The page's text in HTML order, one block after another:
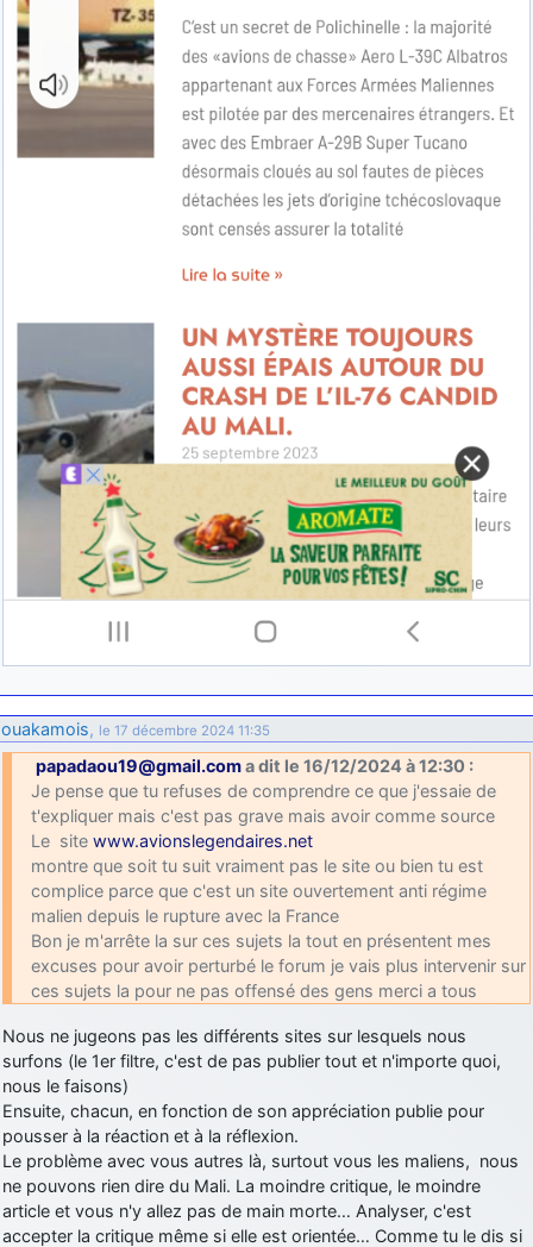
ouakamois, le 17 décembre 2024 11:35
papadaou19@gmail.coma dit le 16/12/2024 à 12:30 :
Je pense que tu refuses de comprendre ce que j'essaie de
t'expliquer mais c'est pas grave mais avoir comme source
Le site www.avionslegendaires.net
montre que soit tu suit vraiment pas le site ou bien tu est
complice parce que c'est un site ouvertement anti régime
malien depuis le rupture avec la France
Bon je m'arrête la sur ces sujets la tout en présentent mes
excuses pour avoir perturbé le forum je vais plus intervenir sur
ces sujets la pour ne pas offensé des gens merci a tous
Nous ne jugeons pas les différents sites sur lesquels nous
surfons (le 1er filtre, c'est de pas publier tout et n'importe quoi,
nous le faisons)
Ensuite, chacun, en fonction de son appréciation publie pour
pousser à la réaction et à la réflexion.
Le problème avec vous autres là, surtout vous les maliens, nous
ne pouvons rien dire du Mali. La moindre critique, le moindre
article et vous n'y allez pas de main morte… Analyser, c'est
accepter la critique même si elle est orientée… Comme tu le dis si